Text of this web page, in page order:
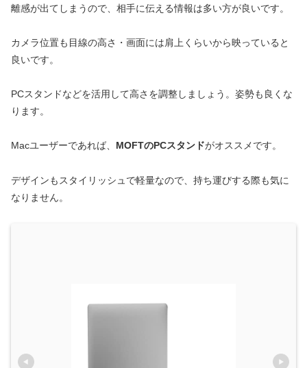
離感が出てしまうので、相手に伝える情報は多い方が良いです。
カメラ位置も目線の高さ・画面には肩上くらいから映っていると
良いです。
PCスタンドなどを活用して高さを調整しましょう。姿勢も良くな
ります。
Macユーザーであれば、 MOFTのPCスタンドがオススメです。
デザインもスタイリッシュで軽量なので、持ち運びする際も気に
なりません。